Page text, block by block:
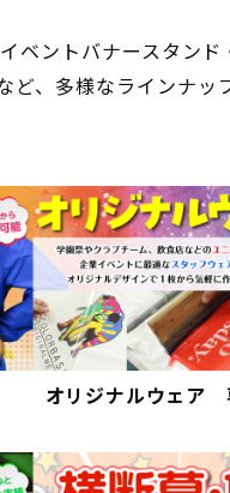
帳票について
入稿データダウンロード
お客様の声
会社概要
ベントバナースタン
ど、多様なラインナ
オリジナルウェア